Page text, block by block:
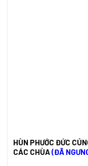
HÙN PHƯỚC ĐỨC
CÁC CHÙA(ĐÃ